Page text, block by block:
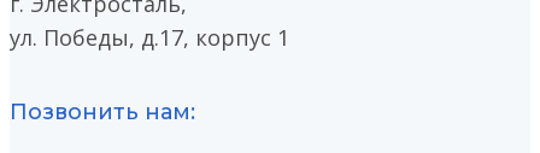
ул. Победы, д.17, корпус 1
Позвонить нам: